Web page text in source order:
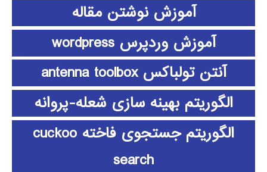
آموزش نوشتن مقاله
آموزش وردپرس wordpress
آنتن تولباکس antenna toolbox
الگوریتم بهینه سازی شعله-پروانه
الگوریتم جستجوی فاخته cuckoo
search